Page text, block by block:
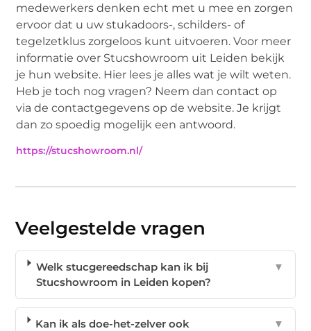
medewerkers denken echt met u mee en zorgen
ervoor dat u uw stukadoors-, schilders- of
tegelzetklus zorgeloos kunt uitvoeren. Voor meer
informatie over Stucshowroom uit Leiden bekijk
je hun website. Hier lees je alles wat je wilt weten.
Heb je toch nog vragen? Neem dan contact op
via de contactgegevens op de website. Je krijgt
dan zo spoedig mogelijk een antwoord.
https://stucshowroom.nl/
Veelgestelde vragen
Welk stucgereedschap kan ik bij
Stucshowroom in Leiden kopen?
▼
Kan ik als doe-het-zelver ook
▼